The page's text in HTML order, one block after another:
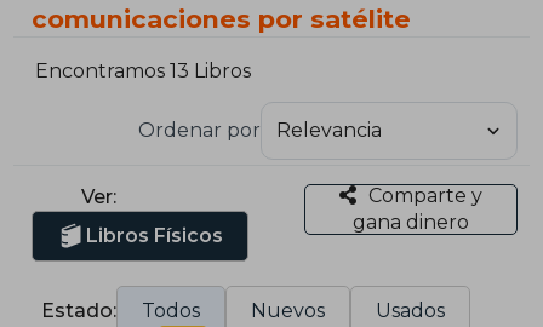
comunicaciones por satélite
Encontramos 13 Libros
Ordenar por
Ver:
Libros Físicos
Comparte y
gana dinero
Estado: Todos Nuevos Usados